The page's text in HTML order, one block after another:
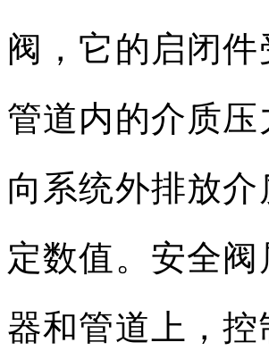
阀，它的启闭
管道内的介质
向系统外排放
定数值。安全
器和管道上，